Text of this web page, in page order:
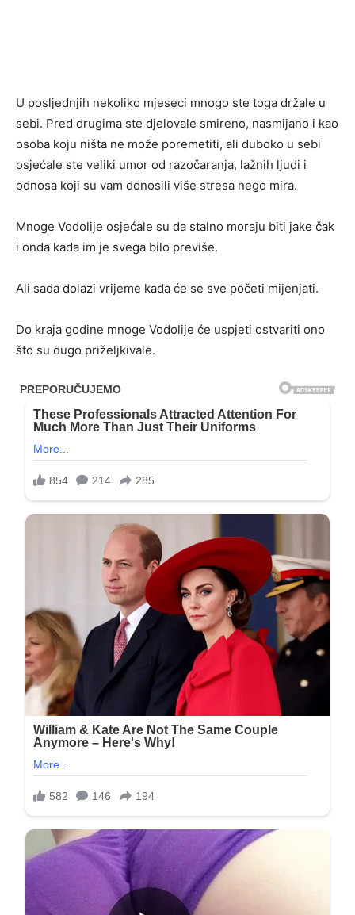
U posljednjih nekoliko mjeseci mnogo ste toga držale u
sebi. Pred drugima ste djelovale smireno, nasmijano i kao
osoba koju ništa ne može poremetiti, ali duboko u sebi
osjećale ste veliki umor od razočaranja, lažnih ljudi i
odnosa koji su vam donosili više stresa nego mira.
Mnoge Vodolije osjećale su da stalno moraju biti jake čak
i onda kada im je svega bilo previše.
Ali sada dolazi vrijeme kada će se sve početi mijenjati.
Do kraja godine mnoge Vodolije će uspjeti ostvariti ono
što su dugo priželjkivale.